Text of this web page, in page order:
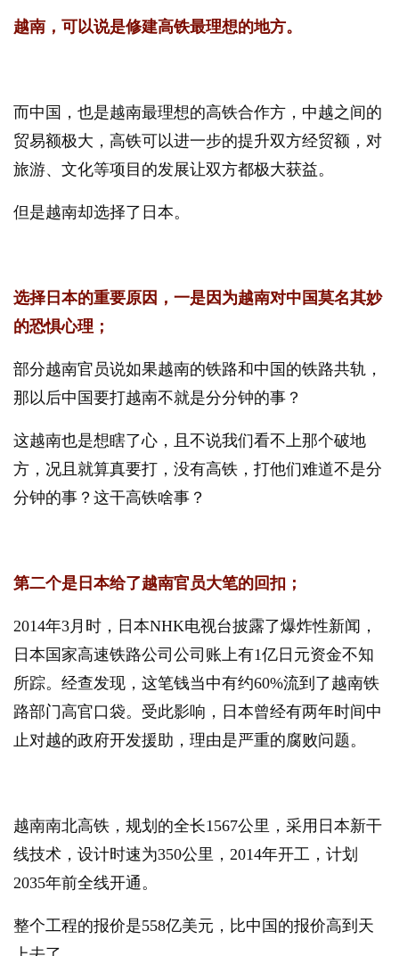
越南，可以说是修建高铁最理想的地方。
而中国，也是越南最理想的高铁合作方，中越之间的
贸易额极大，高铁可以进一步的提升双方经贸额，对
旅游、文化等项目的发展让双方都极大获益。
但是越南却选择了日本。
选择日本的重要原因，一是因为越南对中国莫名其妙
的恐惧心理；
部分越南官员说如果越南的铁路和中国的铁路共轨，
那以后中国要打越南不就是分分钟的事？
这越南也是想瞎了心，且不说我们看不上那个破地
方，况且就算真要打，没有高铁，打他们难道不是分
分钟的事？这干高铁啥事？
第二个是日本给了越南官员大笔的回扣；
2014年3月时，日本NHK电视台披露了爆炸性新闻，
日本国家高速铁路公司公司账上有1亿日元资金不知
所踪。经查发现，这笔钱当中有约60%流到了越南铁
路部门高官口袋。受此影响，日本曾经有两年时间中
止对越的政府开发援助，理由是严重的腐败问题。
越南南北高铁，规划的全长1567公里，采用日本新干
线技术，设计时速为350公里，2014年开工，计划
2035年前全线开通。
整个工程的报价是558亿美元，比中国的报价高到天